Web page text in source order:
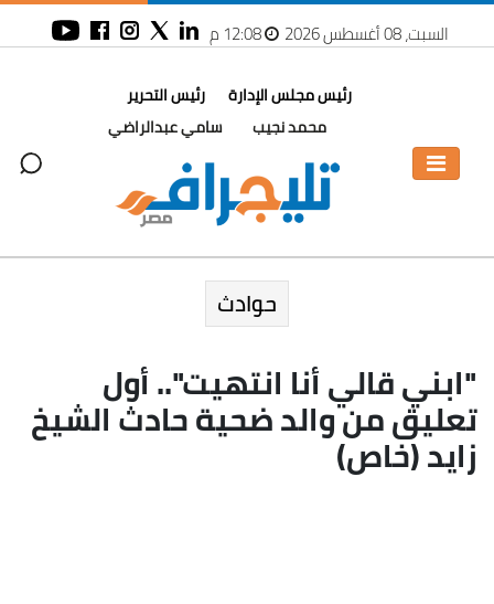
السبت، 08 أغسطس 2026 12:08 م
رئيس مجلس الإدارة
محمد نجيب
رئيس التحرير
سامي عبدالراضي
حوادث
"ابني قالي أنا انتهيت".. أول
تعليق من والد ضحية حادث الشيخ
زايد (خاص)